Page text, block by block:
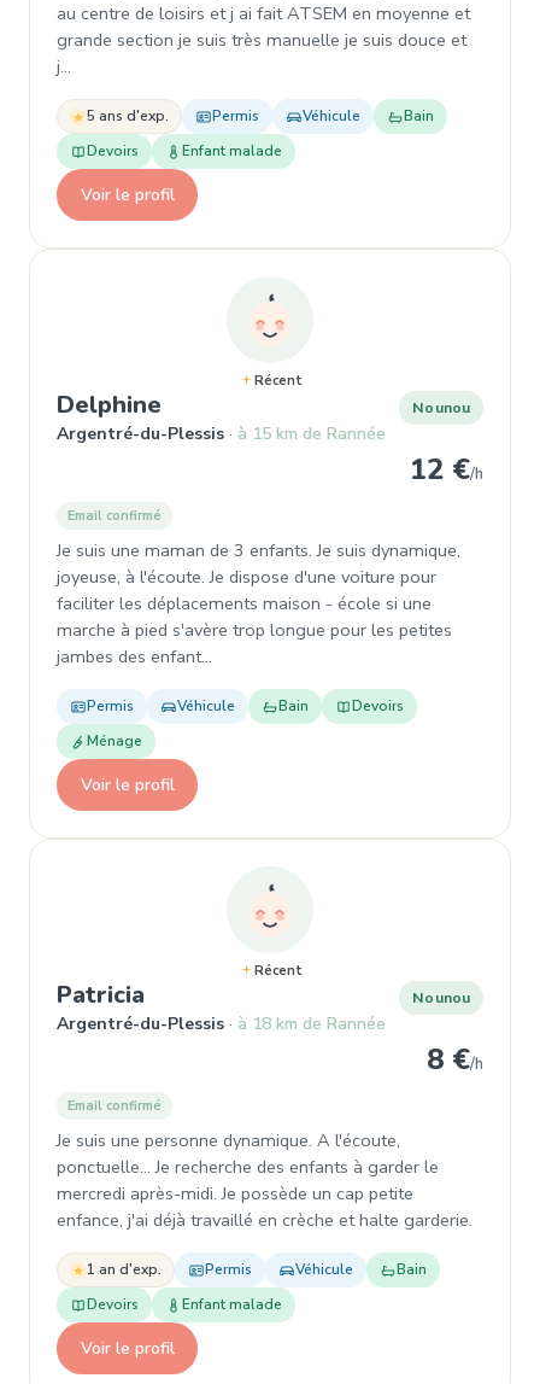
au centre de loisirs et j ai fait ATSEM en moyenne et
grande section je suis très manuelle je suis douce et
j…
5 ans d'exp. Permis Véhicule
Bain
Devoirs
Enfant malade
Voir le profil
Récent
Delphine , Nounou à Argentré-du-Plessis
Argentré-du-Plessis à 15 km de Rannée
Nounou
12 €/h
Email confirmé
Je suis une maman de 3 enfants. Je suis dynamique,
joyeuse, à l'écoute. Je dispose d'une voiture pour
faciliter les déplacements maison - école si une
marche à pied s'avère trop longue pour les petites
jambes des enfant…
Permis Véhicule Bain
Devoirs
Ménage
Voir le profil
Récent
Patricia , Nounou à Argentré-du-Plessis
Argentré-du-Plessis à 18 km de Rannée
Nounou
8 €/h
Email confirmé
Je suis une personne dynamique. A l'écoute,
ponctuelle... Je recherche des enfants à garder le
mercredi après-midi. Je possède un cap petite
enfance, j'ai déjà travaillé en crèche et halte garderie.
1 an d'exp. Permis Véhicule
Bain
Devoirs
Enfant malade
Voir le profil